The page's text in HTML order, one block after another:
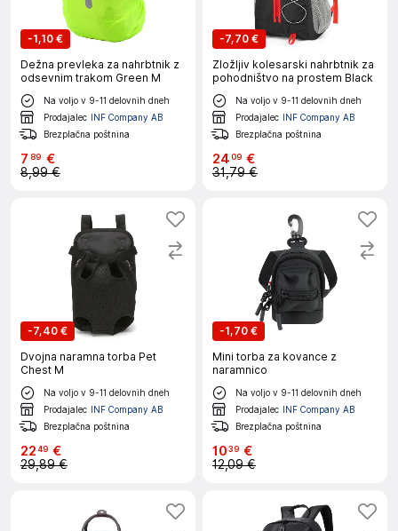
-1,10 €
Dežna prevleka za nahrbtnik z
odsevnim trakom Green M
Na voljo v 9-11 delovnih dneh
Prodajalec INF Company AB
Brezplačna poštnina
7 89 €
8,99 €
-7,70 €
Zložljiv kolesarski nahrbtnik za
pohodništvo na prostem Black
Na voljo v 9-11 delovnih dneh
Prodajalec INF Company AB
Brezplačna poštnina
2409 €
31,79 €
-7,40 €
Dvojna naramna torba Pet
Chest M
Na voljo v 9-11 delovnih dneh
Prodajalec INF Company AB
Brezplačna poštnina
2249 €
29,89 €
-1,70 €
Mini torba za kovance z
naramnico
Na voljo v 9-11 delovnih dneh
Prodajalec INF Company AB
Brezplačna poštnina
1039 €
12,09 €